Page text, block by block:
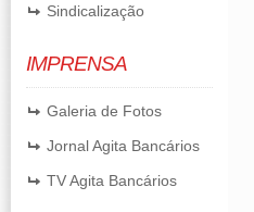
Sindicalização
IMPRENSA
Galeria de Fotos
Jornal Agita Bancários
TV Agita Bancários